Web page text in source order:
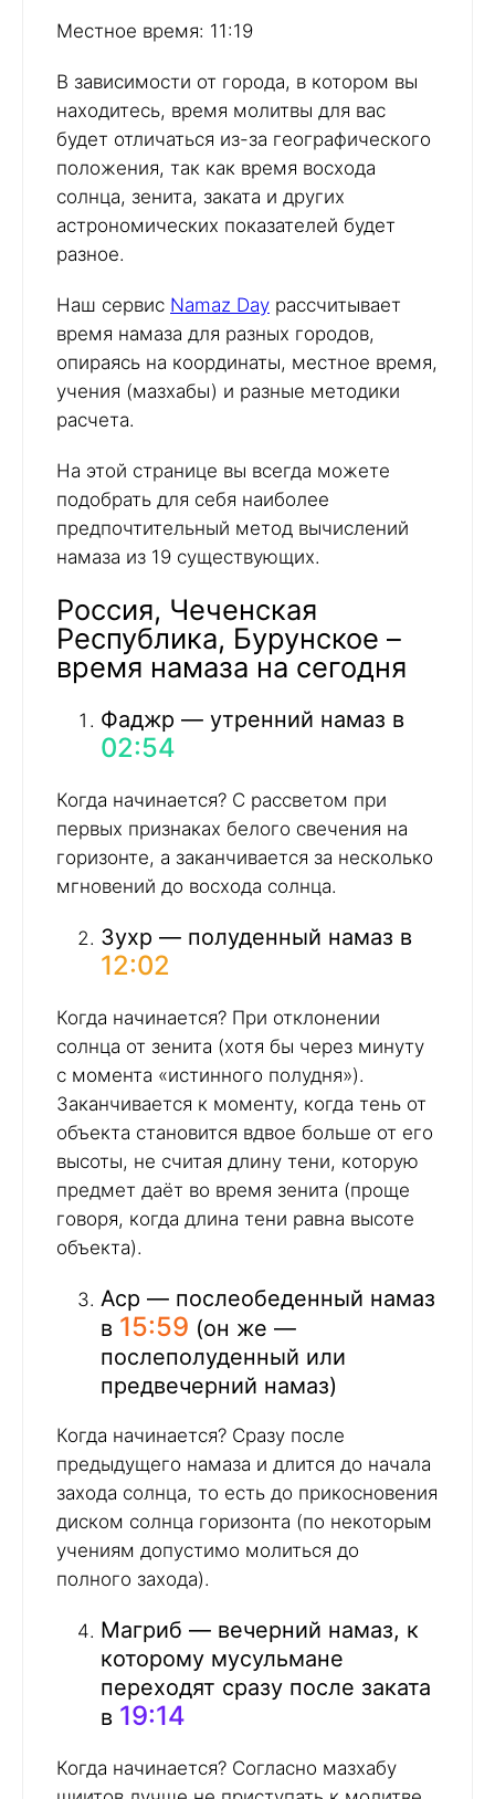
Местное время: 11:19
В зависимости от города, в котором вы
находитесь, время молитвы для вас
будет отличаться из-за географического
положения, так как время восхода
солнца, зенита, заката и других
астрономических показателей будет
разное.
Наш сервис Namaz Day рассчитывает
время намаза для разных городов,
опираясь на координаты, местное время,
учения (мазхабы) и разные методики
расчета.
На этой странице вы всегда можете
подобрать для себя наиболее
предпочтительный метод вычислений
намаза из 19 существующих.
Россия, Чеченская
Республика, Бурунское –
время намаза на сегодня
Фаджр — утренний намаз в
02:54
Когда начинается? С рассветом при
первых признаках белого свечения на
горизонте, а заканчивается за несколько
мгновений до восхода солнца.
Зухр — полуденный намаз в
12:02
Когда начинается? При отклонении
солнца от зенита (хотя бы через минуту
с момента «истинного полудня»).
Заканчивается к моменту, когда тень от
объекта становится вдвое больше от его
высоты, не считая длину тени, которую
предмет даёт во время зенита (проще
говоря, когда длина тени равна высоте
объекта).
Аср — послеобеденный намаз
в 15:59 (он же —
послеполуденный или
предвечерний намаз)
Когда начинается? Сразу после
предыдущего намаза и длится до начала
захода солнца, то есть до прикосновения
диском солнца горизонта (по некоторым
учениям допустимо молиться до
полного захода).
Магриб — вечерний намаз, к
которому мусульмане
переходят сразу после заката
в 19:14
Когда начинается? Согласно мазхабу